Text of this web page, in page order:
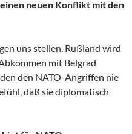
neuen Konflikt mit den
uns stellen. Rußland wird
mit Belgrad
den NATO-Angriffen nie
daß sie diplomatisch